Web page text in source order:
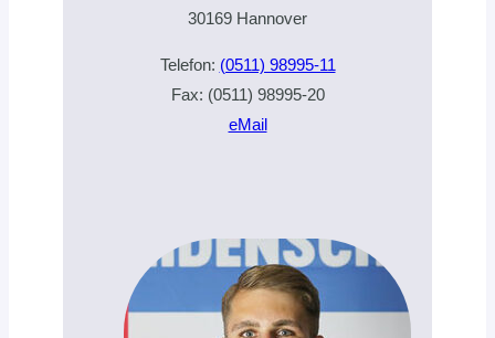
30169 Hannover
Telefon: (0511) 98995-11
Fax: (0511) 98995-20
eMail